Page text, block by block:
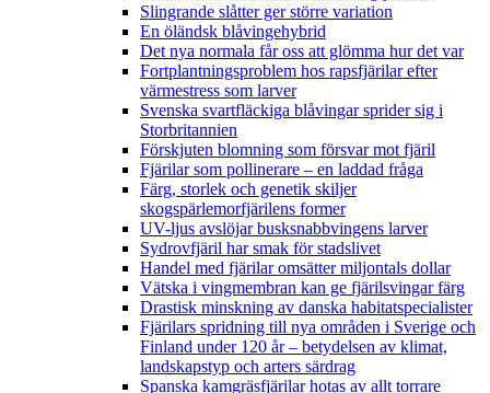
Slingrande slåtter ger större variation
En öländsk blåvingehybrid
Det nya normala får oss att glömma hur det var
Fortplantningsproblem hos rapsfjärilar efter
värmestress som larver
Svenska svartfläckiga blåvingar sprider sig i
Storbritannien
Förskjuten blomning som försvar mot fjäril
Fjärilar som pollinerare – en laddad fråga
Färg, storlek och genetik skiljer
skogspärlemorfjärilens former
UV-ljus avslöjar busksnabbvingens larver
Sydrovfjäril har smak för stadslivet
Handel med fjärilar omsätter miljontals dollar
Vätska i vingmembran kan ge fjärilsvingar färg
Drastisk minskning av danska habitatspecialister
Fjärilars spridning till nya områden i Sverige och
Finland under 120 år– betydelsen av klimat,
landskapstyp och arters särdrag
Spanska kamgräsfjärilar hotas av allt torrare